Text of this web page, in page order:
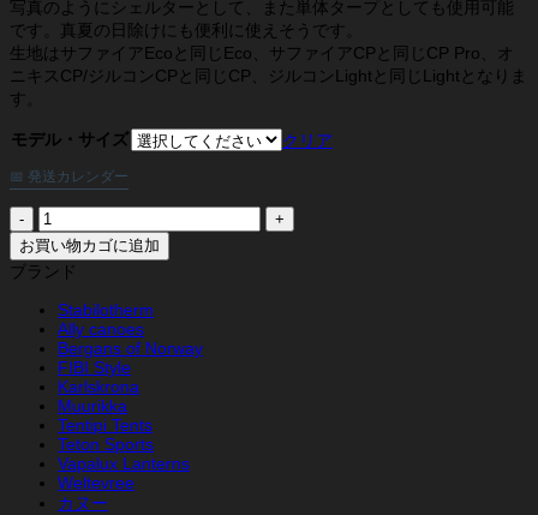
写真のようにシェルターとして、また単体タープとしても使用可能
です。真夏の日除けにも便利に使えそうです。
生地はサファイアEcoと同じEco、サファイアCPと同じCP Pro、オ
ニキスCP/ジルコンCPと同じCP、ジルコンLightと同じLightとなりま
す。
モデル・サイズ クリア
📅 発送カレンダー
テ
ン
テ
ィ
ピ
キ
ャ
ノ
ー
個
お買い物カゴに追加
ブランド
Stabilotherm
Ally canoes
Bergans of Norway
FIBI Style
Karlskrona
Muurikka
Tentipi Tents
Teton Sports
Vapalux Lanterns
Weltevree
カヌー